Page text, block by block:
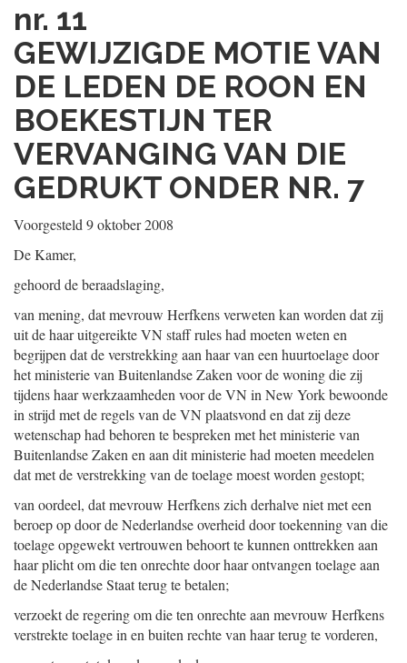
nr. 11
GEWIJZIGDE MOTIE VAN
DE LEDEN DE ROON EN
BOEKESTIJN TER
VERVANGING VAN DIE
GEDRUKT ONDER NR. 7
Voorgesteld 9 oktober 2008
De Kamer,
gehoord de beraadslaging,
van mening, dat mevrouw Herfkens verweten kan worden dat zij
uit de haar uitgereikte VN staff rules had moeten weten en
begrijpen dat de verstrekking aan haar van een huurtoelage door
het ministerie van Buitenlandse Zaken voor de woning die zij
tijdens haar werkzaamheden voor de VN in New York bewoonde
in strijd met de regels van de VN plaatsvond en dat zij deze
wetenschap had behoren te bespreken met het ministerie van
Buitenlandse Zaken en aan dit ministerie had moeten meedelen
dat met de verstrekking van de toelage moest worden gestopt;
van oordeel, dat mevrouw Herfkens zich derhalve niet met een
beroep op door de Nederlandse overheid door toekenning van die
toelage opgewekt vertrouwen behoort te kunnen onttrekken aan
haar plicht om die ten onrechte door haar ontvangen toelage aan
de Nederlandse Staat terug te betalen;
verzoekt de regering om die ten onrechte aan mevrouw Herfkens
verstrekte toelage in en buiten rechte van haar terug te vorderen,